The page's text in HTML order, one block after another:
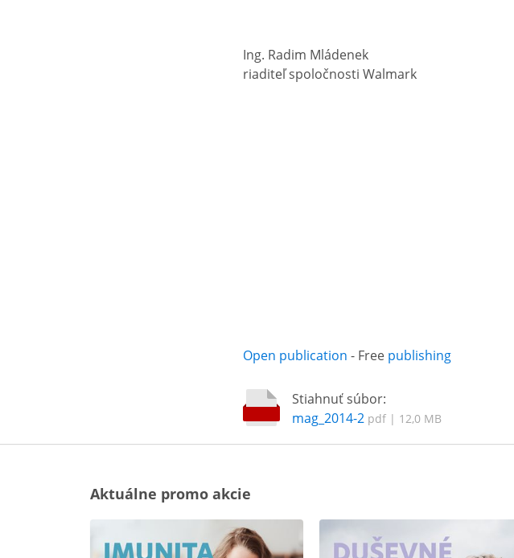
Ing. Radim Mládenek
riaditeľ spoločnosti Walmark
Open publication - Free publishing
Stiahnuť súbor:
mag_2014-2 pdf | 12,0 MB
Aktuálne promo akcie